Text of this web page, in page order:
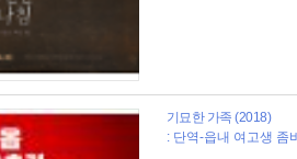
기묘한 가족 (2018)
: 단역-읍내 여고생 좀